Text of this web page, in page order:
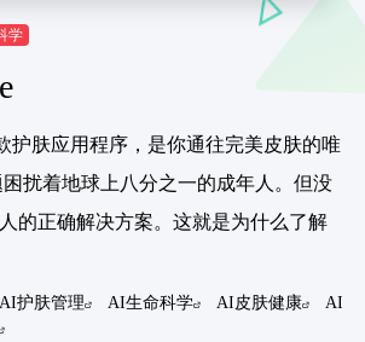
学
护肤应用程序，是你通往完美皮肤的唯
扰着地球上八分之一的成年人。但没
的正确解决方案。这就是为什么了解
AI护肤管理 AI生命科学 AI皮肤健康
AI